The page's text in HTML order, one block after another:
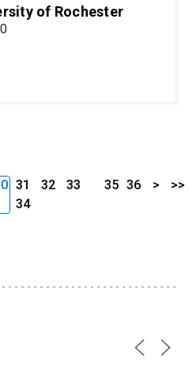
of Rochester
31 32
33
34
35 36 > >>